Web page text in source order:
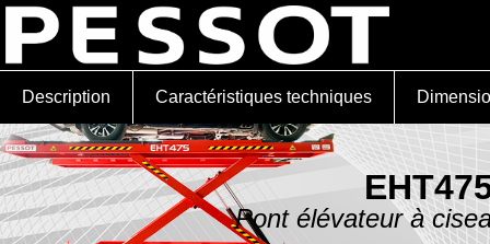
Description Caractéristiques techniques
Pont élévateur à